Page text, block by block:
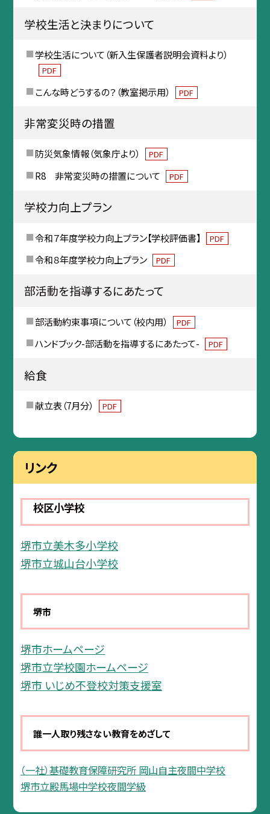
学校生活と決まりについて
学校生活について（新入生保護者説明会資料より）
PDF
こんな時どうするの？（教室掲示用） PDF
非常変災時の措置
防災気象情報（気象庁より） PDF
R8 非常変災時の措置について PDF
学校力向上プラン
令和７年度学校力向上プラン【学校評価書】 PDF
令和８年度学校力向上プラン PDF
部活動を指導するにあたって
部活動約束事項について（校内用） PDF
ハンドブック-部活動を指導するにあたって- PDF
給食
献立表（7月分） PDF
リンク
校区小学校
堺市立美木多小学校
堺市立城山台小学校
堺市
堺市ホームページ
堺市立学校園ホームページ
堺市 いじめ不登校対策支援室
誰一人取り残さない教育をめざして
（一社）基礎教育保障研究所 岡山自主夜間中学校
堺市立殿馬場中学校夜間学級